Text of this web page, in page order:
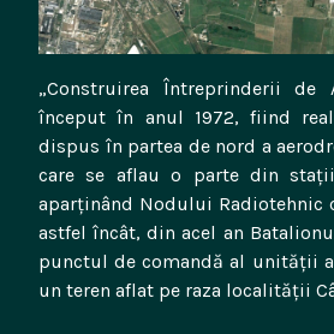
„Construirea Întreprinderii de
început în anul 1972, fiind
dispus în partea de nord a
care se aflau o parte din
aparţinând Nodului Radiotehnic
astfel încât, din acel an
punctul de comandă al unităţii
un teren aflat pe raza localităţii